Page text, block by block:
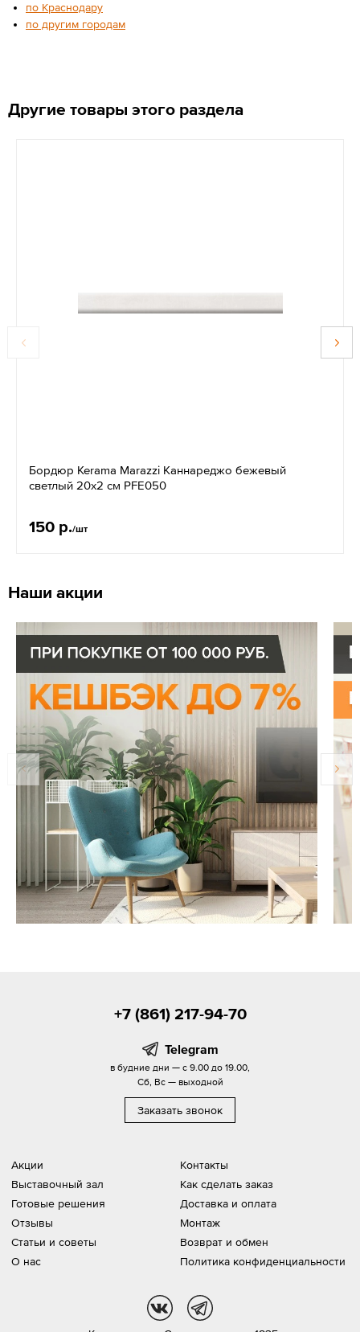
по Краснодару
по другим городам
Другие товары этого раздела
Бордюр Kerama Marazzi Каннареджо бежевый
светлый 20x2 см PFE050
150 р./шт
Наши акции
Акции
Выставочный зал
Готовые решения
Отзывы
Статьи и советы
О нас
Контакты
Как сделать заказ
Доставка и оплата
Монтаж
Возврат и обмен
Политика конфиденциальности
+7 (861) 217-94-70
Telegram
в будние дни — с 9.00 до 19.00,
Сб, Вс — выходной
Заказать звонок
vk